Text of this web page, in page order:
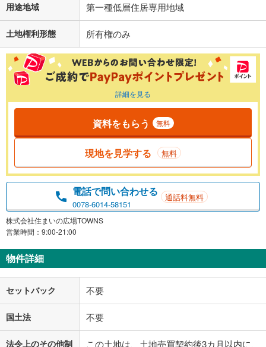
用途地域 第一種低層住居専用地域
土地権利形態 所有権のみ
詳細を見る
資料をもらう 無料
現地を見学する 無料
電話で問い合わせる
0078-6014-58151
通話料無料
株式会社住まいの広場TOWNS
営業時間：9:00-21:00
物件詳細
セットバック 不要
国土法 不要
法令上のその他制 この土地は、土地売買契約後3カ月以内に、